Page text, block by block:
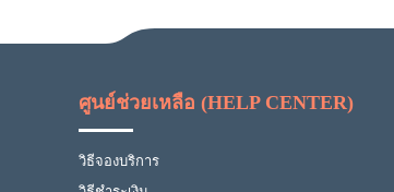
ศูนย์ช่วยเหลือ (HELP CENTER)
วิธีจองบริการ